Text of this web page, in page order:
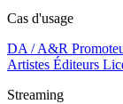
Cas d'usage
DA / A&R
Artistes Éditeurs
Streaming